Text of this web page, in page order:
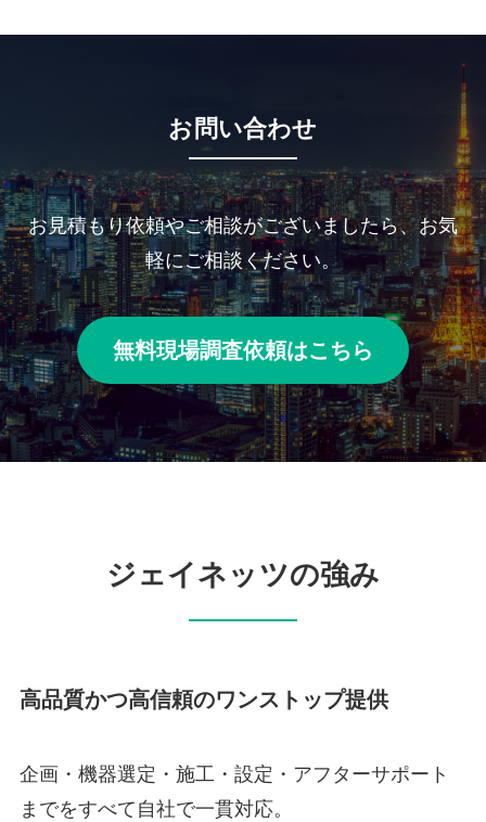
お問い合わせ
お見積もり依頼やご相談がございましたら、お気
軽にご相談ください。
無料現場調査依頼はこちら
ジェイネッツの強み
高品質かつ高信頼のワンストップ提供
企画・機器選定・施工・設定・アフターサポート
までをすべて自社で一貫対応。